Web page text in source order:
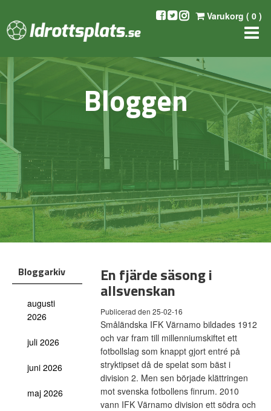
Varukorg ( 0 )
Bloggen
Bloggarkiv
augusti
2026
juli 2026
juni 2026
maj 2026
En fjärde säsong i
allsvenskan
Publicerad den 25-02-16
Småländska IFK Värnamo bildades 1912
och var fram till millenniumskiftet ett
fotbollslag som knappt gjort entré på
stryktipset då de spelat som bäst i
division 2. Men sen började klättringen
mot svenska fotbollens finrum. 2010
vann IFK Värnamo division ett södra och